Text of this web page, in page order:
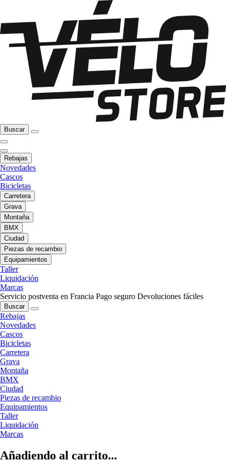
Buscar
Rebajas
Novedades
Cascos
Bicicletas
Carretera
Grava
Montaña
BMX
Ciudad
Piezas de recambio
Equipamientos
Taller
Liquidación
Marcas
Servicio postventa en Francia Pago seguro Devoluciones fáciles
Buscar
Rebajas
Novedades
Cascos
Bicicletas
Carretera
Grava
Montaña
BMX
Ciudad
Piezas de recambio
Equipamientos
Taller
Liquidación
Marcas
Añadiendo al carrito...